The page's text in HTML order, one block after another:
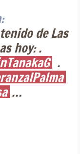
de Las
hoy: .
.
…